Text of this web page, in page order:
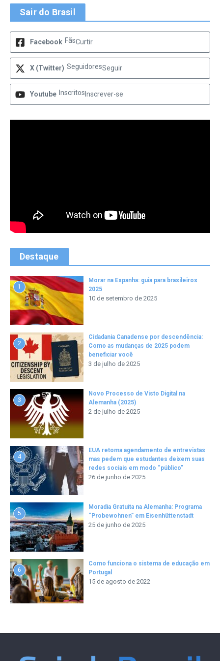
Sair do Brasil
Facebook FãsCurtir
X (Twitter) SeguidoresSeguir
Youtube Inscritos Inscrever-se
Destaque
1
Morar na Espanha: guia para brasileiros
2025
10 de setembro de 2025
2
Cidadania Canadense por descendência:
Como as mudanças de 2025 podem
beneficiar você
3 de julho de 2025
3
Novo Processo de Visto Digital na
Alemanha (2025)
2 de julho de 2025
4
EUA retoma agendamento de entrevistas
mas pedem que estudantes deixem suas
redes sociais em modo “público”
26 de junho de 2025
5
Moradia Gratuita na Alemanha: Programa
“Probewohnen” em Eisenhüttenstadt
25 de junho de 2025
6
Como funciona o sistema de educação em
Portugal
15 de agosto de 2022